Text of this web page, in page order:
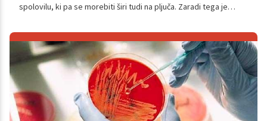
spolovilu, ki pa se morebiti širi tudi na pljuča. Zaradi tega je
čez dva ...